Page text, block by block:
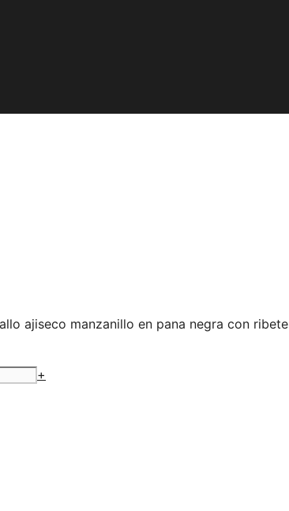
ajiseco manzanillo en pana negra con ribete
+